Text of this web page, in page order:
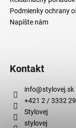
Podmienky ochrany
Napíšte nám
Kontakt
info@stylovej.sk
+421 2 / 3332
Stylovej
stylovej